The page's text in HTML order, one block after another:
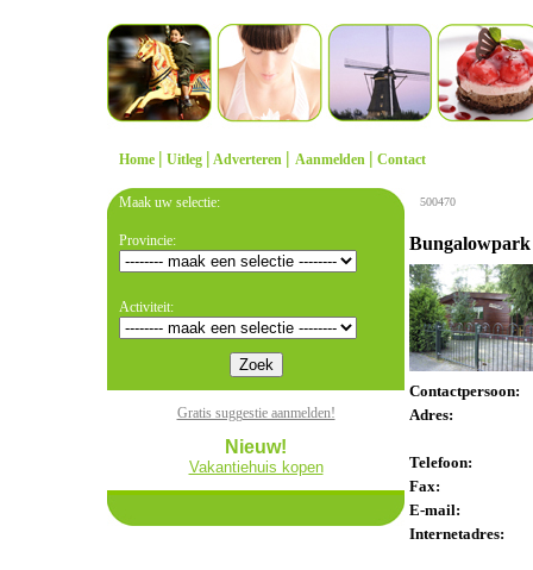
Home | Uitleg | Adverteren | Aanmelden | Contact
Maak uw selectie:
Provincie:
Activiteit:
Gratis suggestie aanmelden!
Nieuw!
Vakantiehuis kopen
500470
Bungalowpark
Contactpersoon:
Adres:
Telefoon:
Fax:
E-mail:
Internetadres: